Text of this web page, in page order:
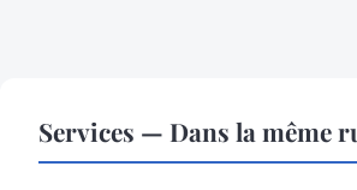
Services — Dans la même